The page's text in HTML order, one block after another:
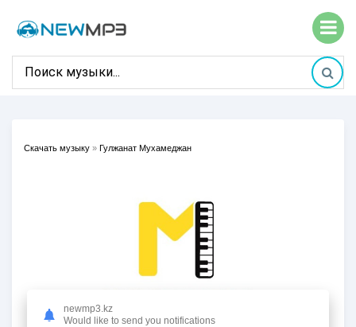
Скачать музыку » Гулжанат Мухамеджан
newmp3.kz
Would like to send you notifications